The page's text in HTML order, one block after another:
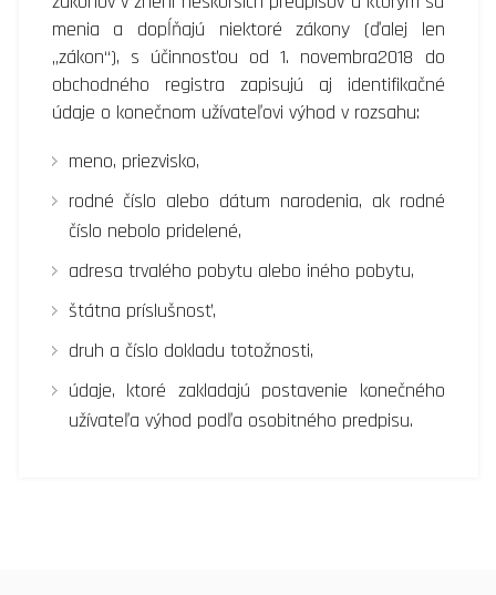
menia a dopĺňajú niektoré zákony (ďalej len
„zákon“), s účinnosťou od 1. novembra2018 do
obchodného registra zapisujú aj identifikačné
údaje o konečnom užívateľovi výhod v rozsahu:
meno, priezvisko,
rodné číslo alebo dátum narodenia, ak rodné
číslo nebolo pridelené,
adresa trvalého pobytu alebo iného pobytu,
štátna príslušnosť,
druh a číslo dokladu totožnosti,
údaje, ktoré zakladajú postavenie konečného
užívateľa výhod podľa osobitného predpisu.